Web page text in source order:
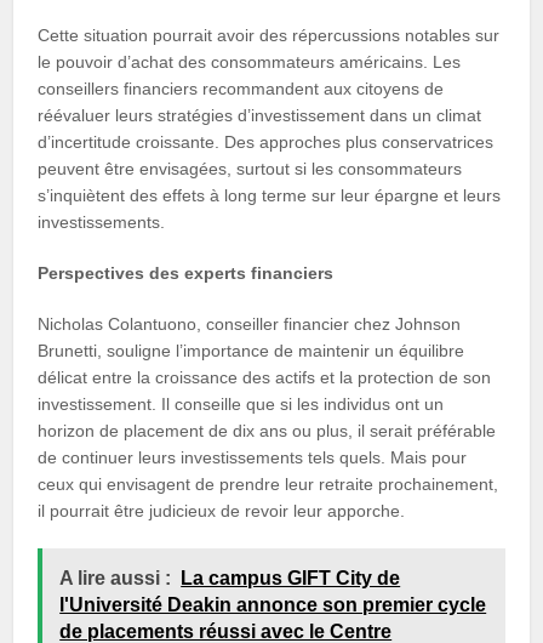
Cette situation pourrait avoir des répercussions notables sur
le pouvoir d’achat des consommateurs américains. Les
conseillers financiers recommandent aux citoyens de
réévaluer leurs stratégies d’investissement dans un climat
d’incertitude croissante. Des approches plus conservatrices
peuvent être envisagées, surtout si les consommateurs
s’inquiètent des effets à long terme sur leur épargne et leurs
investissements.
Perspectives des experts financiers
Nicholas Colantuono, conseiller financier chez Johnson
Brunetti, souligne l’importance de maintenir un équilibre
délicat entre la croissance des actifs et la protection de son
investissement. Il conseille que si les individus ont un
horizon de placement de dix ans ou plus, il serait préférable
de continuer leurs investissements tels quels. Mais pour
ceux qui envisagent de prendre leur retraite prochainement,
il pourrait être judicieux de revoir leur apporche.
A lire aussi :
La campus GIFT City de
l'Université Deakin annonce son premier cycle
de placements réussi avec le Centre